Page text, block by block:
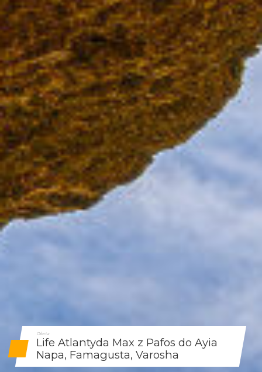
Oferta
Life Atlantyda Max z Pafos do Ayia
Napa, Famagusta, Varosha